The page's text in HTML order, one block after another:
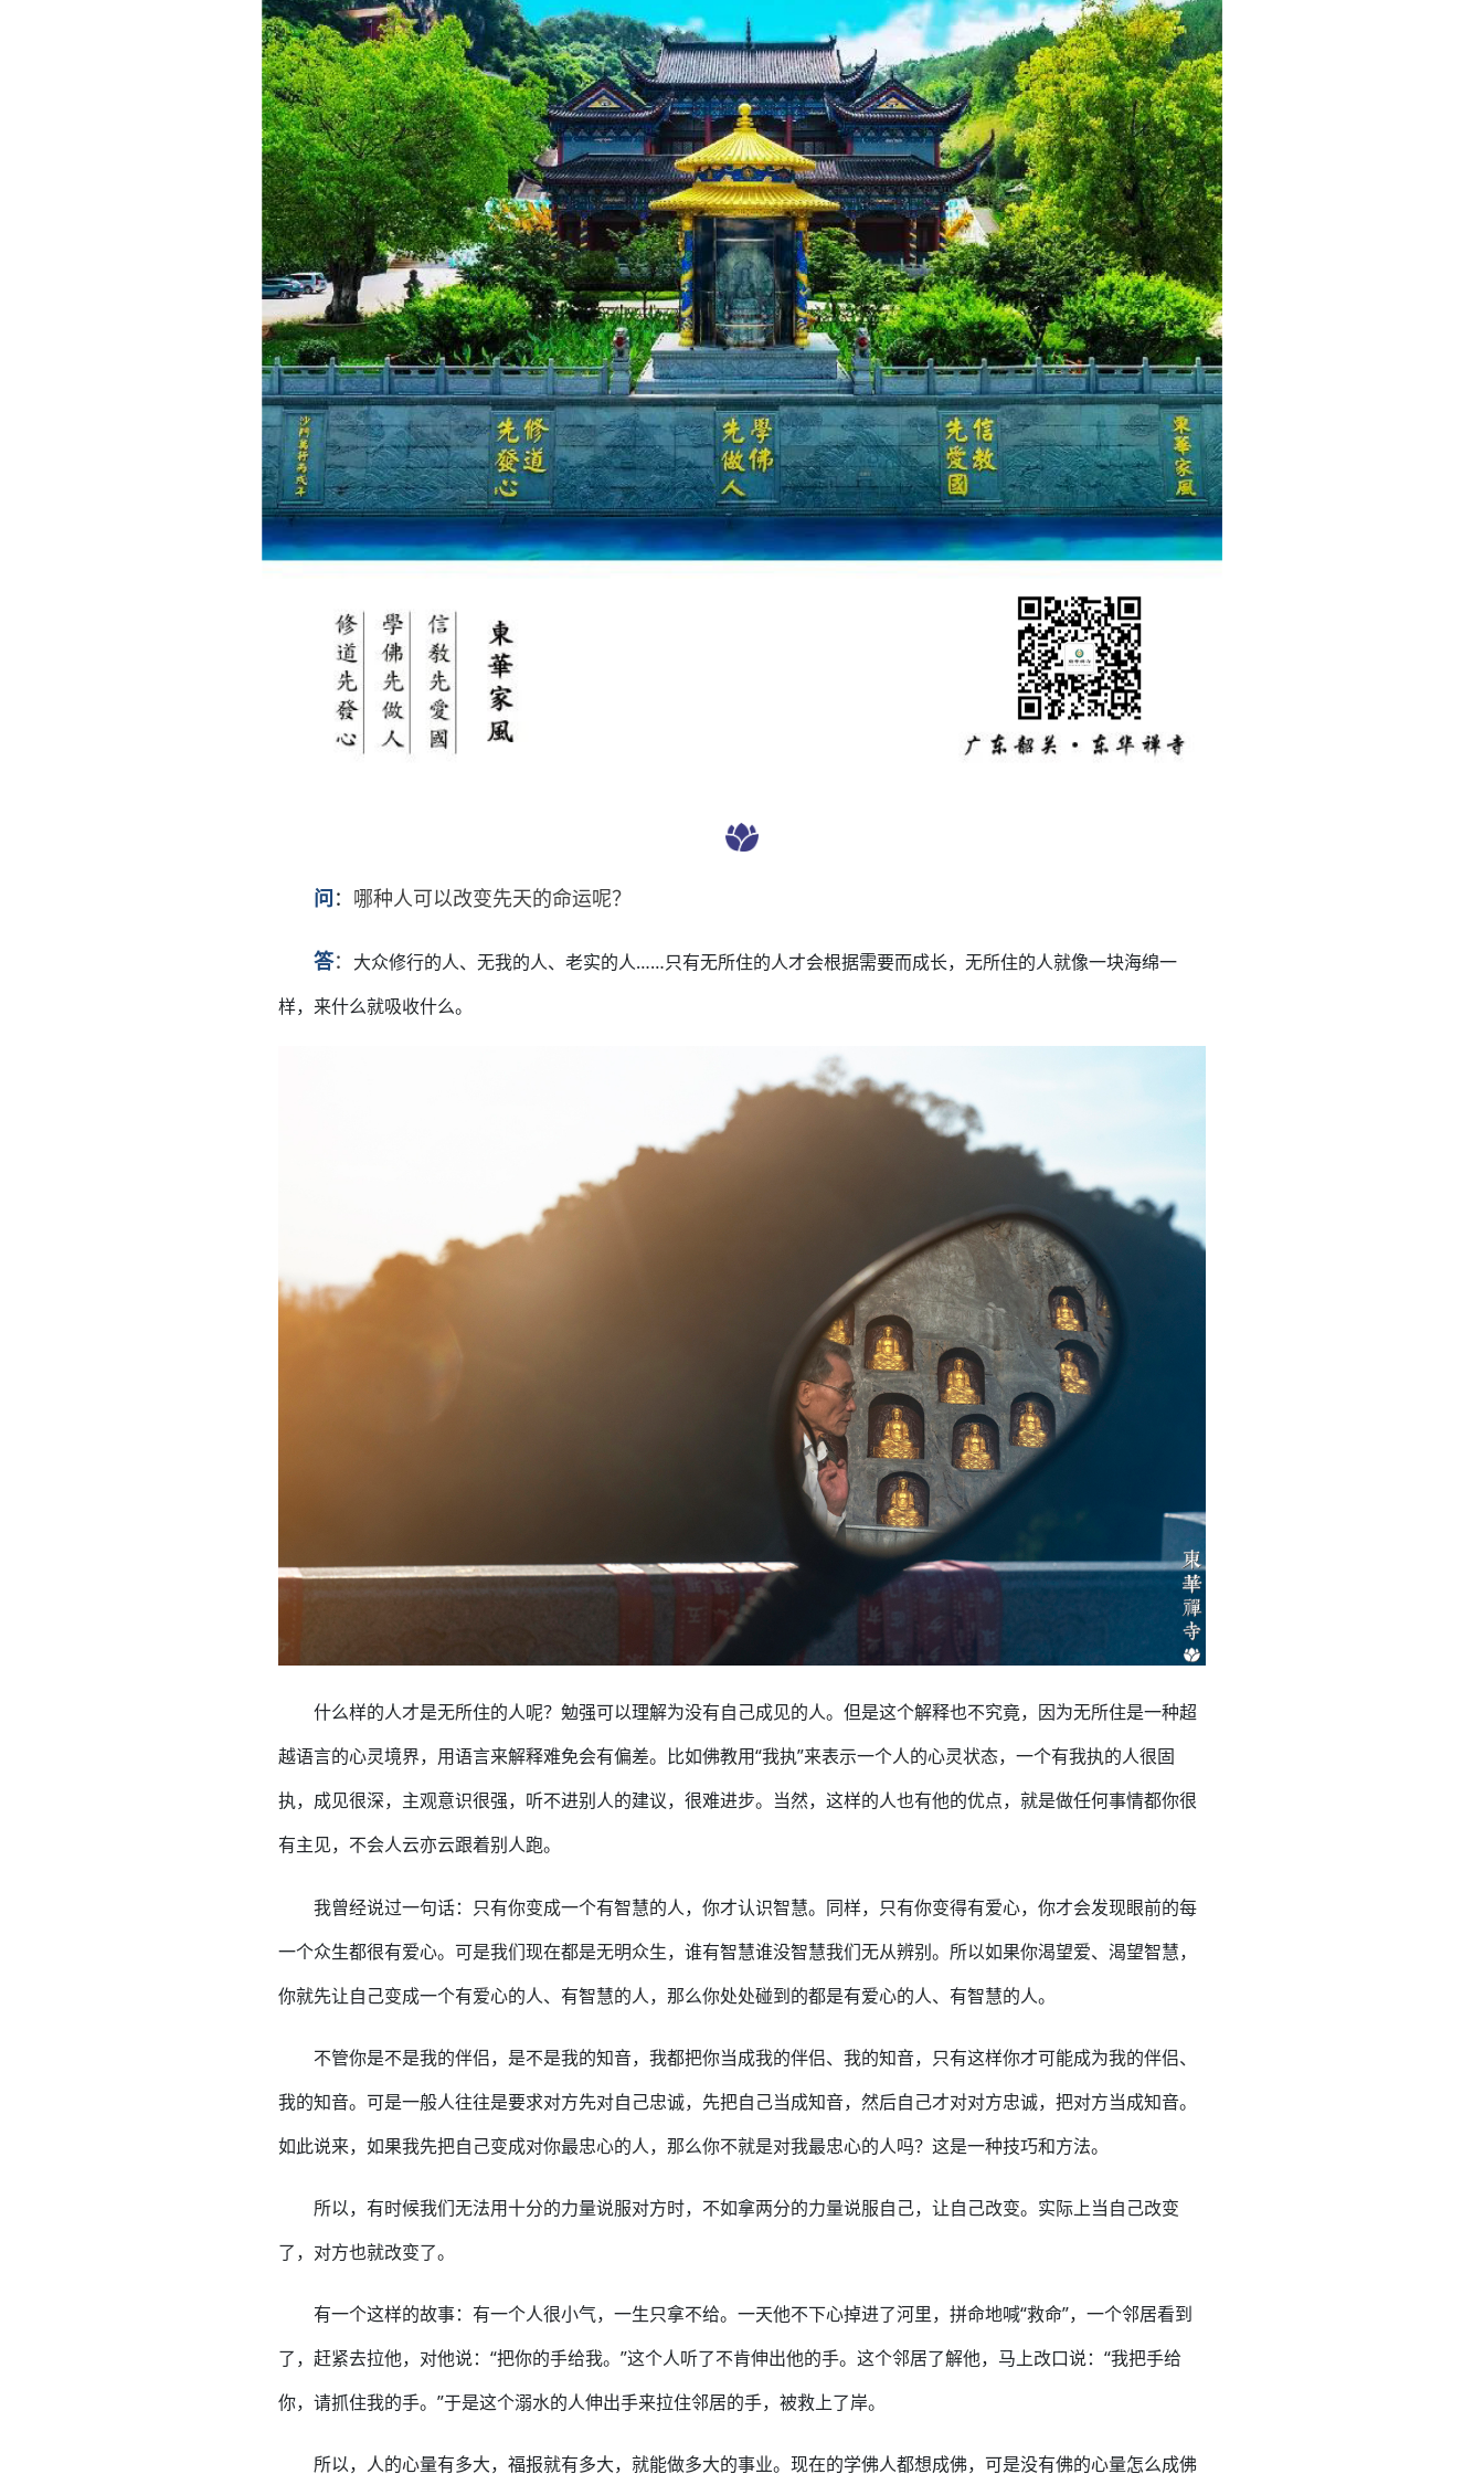
问： 哪种人可以改变先天的命运呢？
答： 大众修行的人、无我的人、老实的人……只有无所住的人才会根据需要而成长，无所住的人就像一块海绵一
样，来什么就吸收什么。
什么样的人才是无所住的人呢？勉强可以理解为没有自己成见的人。但是这个解释也不究竟，因为无所住是一种超
越语言的心灵境界，用语言来解释难免会有偏差。比如佛教用“我执”来表示一个人的心灵状态，一个有我执的人很固
执，成见很深，主观意识很强，听不进别人的建议，很难进步。当然，这样的人也有他的优点，就是做任何事情都你很
有主见，不会人云亦云跟着别人跑。
我曾经说过一句话：只有你变成一个有智慧的人，你才认识智慧。同样，只有你变得有爱心，你才会发现眼前的每
一个众生都很有爱心。可是我们现在都是无明众生，谁有智慧谁没智慧我们无从辨别。所以如果你渴望爱、渴望智慧，
你就先让自己变成一个有爱心的人、有智慧的人，那么你处处碰到的都是有爱心的人、有智慧的人。
不管你是不是我的伴侣，是不是我的知音，我都把你当成我的伴侣、我的知音，只有这样你才可能成为我的伴侣、
我的知音。可是一般人往往是要求对方先对自己忠诚，先把自己当成知音，然后自己才对对方忠诚，把对方当成知音。
如此说来，如果我先把自己变成对你最忠心的人，那么你不就是对我最忠心的人吗？这是一种技巧和方法。
所以，有时候我们无法用十分的力量说服对方时，不如拿两分的力量说服自己，让自己改变。实际上当自己改变
了，对方也就改变了。
有一个这样的故事：有一个人很小气，一生只拿不给。一天他不下心掉进了河里，拼命地喊“救命”，一个邻居看到
了，赶紧去拉他，对他说：“把你的手给我。”这个人听了不肯伸出他的手。这个邻居了解他，马上改口说：“我把手给
你，请抓住我的手。”于是这个溺水的人伸出手来拉住邻居的手，被救上了岸。
所以，人的心量有多大，福报就有多大，就能做多大的事业。现在的学佛人都想成佛，可是没有佛的心量怎么成佛